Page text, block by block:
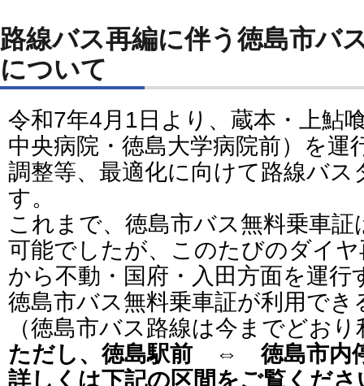
路線バス再編に伴う徳島市バ
について
令和7年4月1日より、蔵本・上鮎
中央病院・徳島大学病院前）を運
調整等、最適化に向けて路線バ
す。
これまで、徳島市バス無料乗車
可能でしたが、このたびのダイ
から不動・国府・入田方面を運
徳島市バス無料乗車証が利用で
（徳島市バス路線は今までどお
ただし、徳島駅前 ⇔ 徳島市内
詳しくは下記の区間をご覧くださ